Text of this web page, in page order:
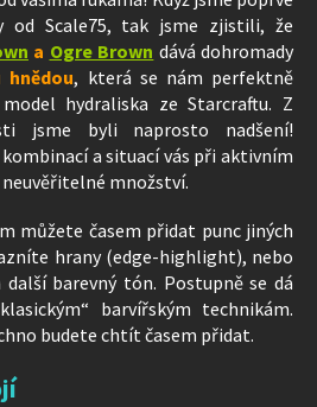
od Scale75, tak jsme zjistili, že
a Ogre Brown dává dohromady
hnědou, která se nám perfektně
hydraliska ze Starcraftu. Z
jsme byli naprosto nadšení!
a situací vás při aktivním
množství.
můžete časem přidat punc jiných
hrany (edge-highlight), nebo
barevný tón. Postupně se dá
barvířským technikám.
budete chtít časem přidat.